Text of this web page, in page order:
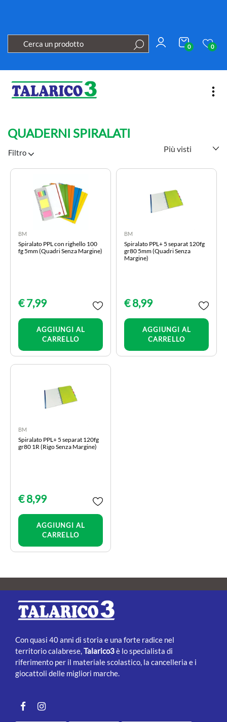
0 0
QUADERNI SPIRALATI
Filtro
BM
Spiralato PPL con righello 100
fg 5mm (Quadri Senza Margine)
€ 7,99
AGGIUNGI AL
CARRELLO
BM
Spiralato PPL+ 5 separat 120fg
gr80 5mm (Quadri Senza
Margine)
€ 8,99
AGGIUNGI AL
CARRELLO
BM
Spiralato PPL+ 5 separat 120fg
gr80 1R (Rigo Senza Margine)
€ 8,99
AGGIUNGI AL
CARRELLO
Con quasi 40 anni di storia e una forte radice nel
territorio calabrese,Talarico3è lo specialista di
riferimento per il materiale scolastico, la cancelleria e i
giocattoli delle migliori marche.
Facebookinstagram